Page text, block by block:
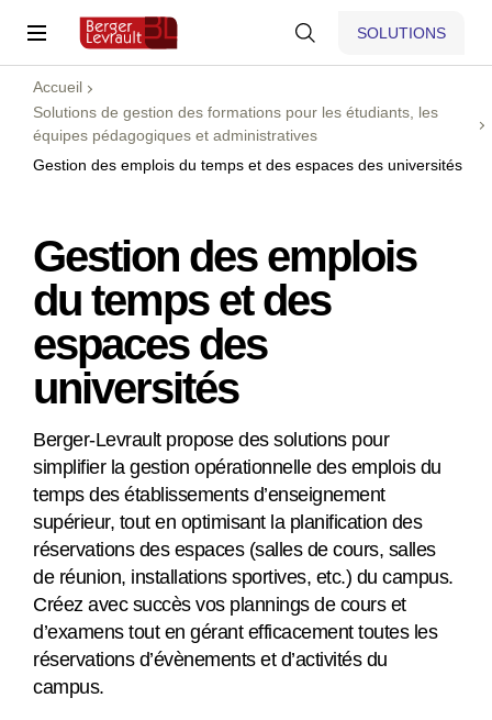
SOLUTIONS
Accueil
Solutions de gestion des formations pour les étudiants, les
équipes pédagogiques et administratives
Gestion des emplois du temps et des espaces des universités
Gestion des emplois
du temps et des
espaces des
universités
Berger-Levrault propose des solutions pour
simplifier la gestion opérationnelle des emplois du
temps des établissements d’enseignement
supérieur, tout en optimisant la planification des
réservations des espaces (salles de cours, salles
de réunion, installations sportives, etc.) du campus.
Créez avec succès vos plannings de cours et
d’examens tout en gérant efficacement toutes les
réservations d’évènements et d’activités du
campus.